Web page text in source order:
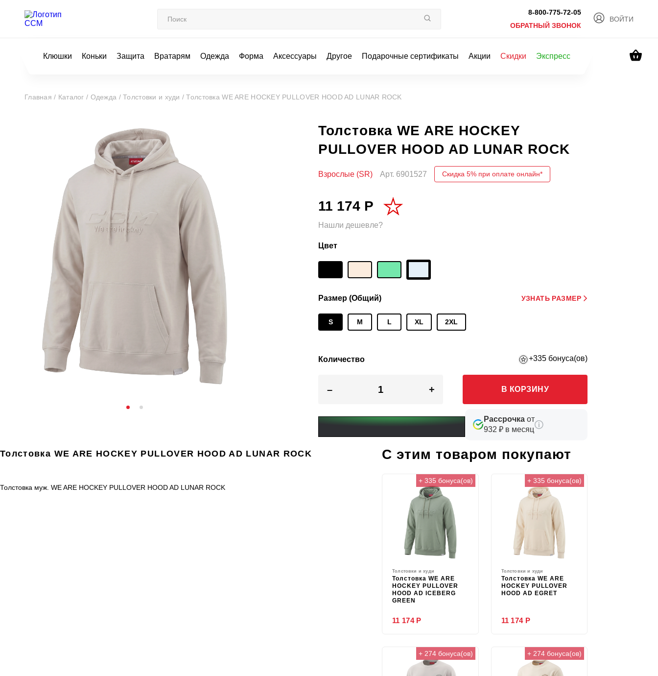
8-800-775-72-05
ОБРАТНЫЙ ЗВОНОК
ВОЙТИ
Клюшки Коньки Защита Вратарям Одежда Форма Аксессуары Другое Подарочные сертификаты Акции Скидки Экспресс
Главная / Каталог / Одежда /Толстовки и худи /Толстовка WE ARE HOCKEY PULLOVER HOOD AD LUNAR ROCK
Толстовка WE ARE HOCKEY
PULLOVER HOOD AD LUNAR ROCK
Взрослые (SR) Арт. 6901527 Скидка 5% при оплате онлайн*
11 174 Р
Нашли дешевле?
Цвет
Размер (Общий) УЗНАТЬ РАЗМЕР
S M L XL 2XL
Количество +335 бонуса(ов)
– + В КОРЗИНУ
Рассрочка от
932 ₽ в месяц
Толстовка WE ARE HOCKEY PULLOVER HOOD AD LUNAR ROCK
Толстовка муж. WE ARE HOCKEY PULLOVER HOOD AD LUNAR ROCK
С этим товаром покупают
+ 335 бонуса(ов)
Толстовки и худи
Толстовка WE ARE
HOCKEY PULLOVER
HOOD AD ICEBERG
GREEN
11 174 Р
+ 335 бонуса(ов)
Толстовки и худи
Толстовка WE ARE
HOCKEY PULLOVER
HOOD AD EGRET
11 174 Р
+ 274 бонуса(ов) + 274 бонуса(ов)